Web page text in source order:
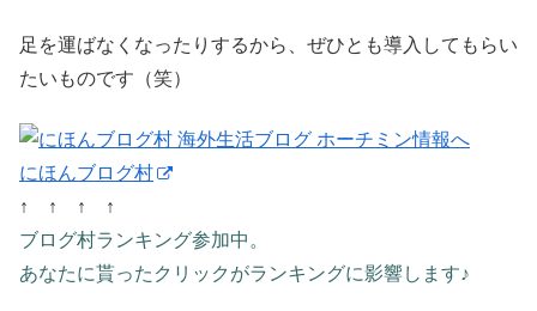
足を運ばなくなったりするから、ぜひとも導入してもらい
たいものです（笑）
にほんブログ村
↑ ↑ ↑ ↑
ブログ村ランキング参加中。
あなたに貰ったクリックがランキングに影響します♪